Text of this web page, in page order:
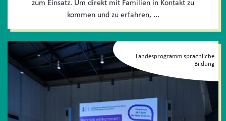
zum Einsatz. Um direkt mit Familien in Kontakt zu
kommen und zu erfahren, ...
Landesprogramm sprachliche
Bildung